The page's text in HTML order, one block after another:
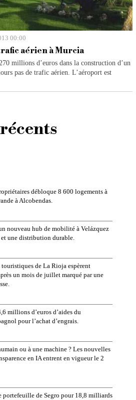
00:00
aérien à Murcia
millions d’euros dans la construction d’un
pas de trafic aérien. L’aéroport est
débloque 8 600 logements à
à Alcobendas.
nouveau hub de mobilité à Velázquez
et une distribution durable.
touristiques de La Rioja espèrent
un mois de juillet marqué par une
millions d’euros d’aides du
pour l’achat d’engrais.
ou à une machine ? Les nouvelles
en IA entrent en vigueur le 2
portefeuille de Segro pour 18,8 milliards